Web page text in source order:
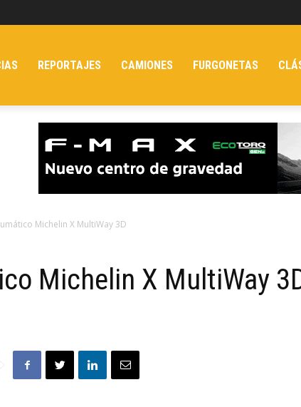
REPORTAJES CAMIONES FURGONETAS
Michelin X MultiWay 3D
Michelin X MultiWay